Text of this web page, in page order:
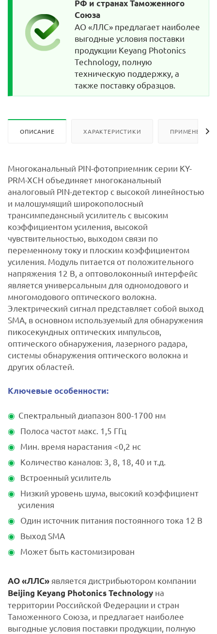
РФ и странах Таможенного
Союза
АО «ЛЛС» предлагает наиболее
выгодные условия поставки
продукции Keyang Photonics
Technology, полную
техническую поддержку, а
также поставку образцов.
ОПИСАНИЕ ХАРАКТЕРИСТИКИ ПРИМЕНЕНИЕ
Многоканальный PIN-фотоприемник серии KY-
PRM-XCH объединяет многоканальный
аналоговый PIN-детектор с высокой линейностью
и малошумящий широкополосный
трансимпедансный усилитель с высоким
коэффициентом усиления, высокой
чувствительностью, выходом связи по
переменному току и плоским коэффициентом
усиления. Модуль питается от положительного
напряжения 12 В, а оптоволоконный интерфейс
является универсальным для одномодового и
многомодового оптического волокна.
Электрический сигнал представляет собой выход
SMA, в основном используемый для обнаружения
пикосекундных оптических импульсов,
оптического обнаружения, лазерного радара,
системы обнаружения оптического волокна и
других областей.
Ключевые особенности:
Спектральный диапазон 800-1700 нм
Полоса частот макс. 1,5 ГГц
Мин. время нарастания <0,2 нс
Количество каналов: 3, 8, 18, 40 и т.д.
Встроенный усилитель
Низкий уровень шума, высокий коэффициент
усиления
Один источник питания постоянного тока 12 В
Выход SMA
Может быть кастомизирован
АО «ЛЛС» является дистрибьютором компании
Beijing Keyang Photonics Technology на
территории Российской Федерации и стран
Таможенного Союза, и предлагает наиболее
выгодные условия поставки продукции, полную